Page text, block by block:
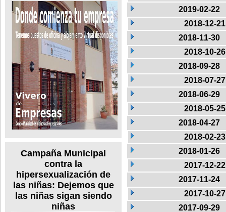
Campaña Municipal
contra la
hipersexualización de
las niñas: Dejemos que
las niñas sigan siendo
niñas
2019-02-22
2018-12-21
2018-11-30
2018-10-26
2018-09-28
2018-07-27
2018-06-29
2018-05-25
2018-04-27
2018-02-23
2018-01-26
2017-12-22
2017-11-24
2017-10-27
2017-09-29